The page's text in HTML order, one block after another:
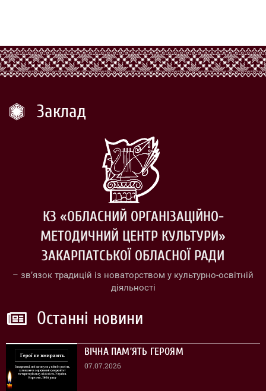
Заклад
КЗ «ОБЛАСНИЙ ОРГАНІЗАЦІЙНО-
МЕТОДИЧНИЙ ЦЕНТР КУЛЬТУРИ»
ЗАКАРПАТСЬКОЇ ОБЛАСНОЇ РАДИ
– зв’язок традицій із новаторством у культурно-освітній
діяльності
Останні новини
ВІЧНА ПАМ’ЯТЬ ГЕРОЯМ
07.07.2026